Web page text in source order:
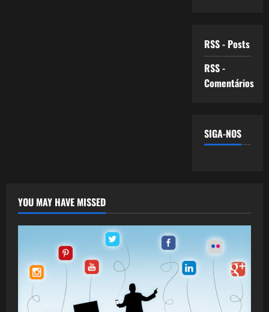
RSS - Posts
RSS -
Comentários
SIGA-NOS
YOU MAY HAVE MISSED